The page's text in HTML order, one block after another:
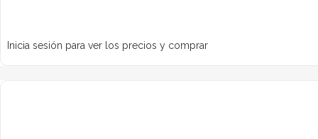
Inicia sesión para ver los precios y comprar